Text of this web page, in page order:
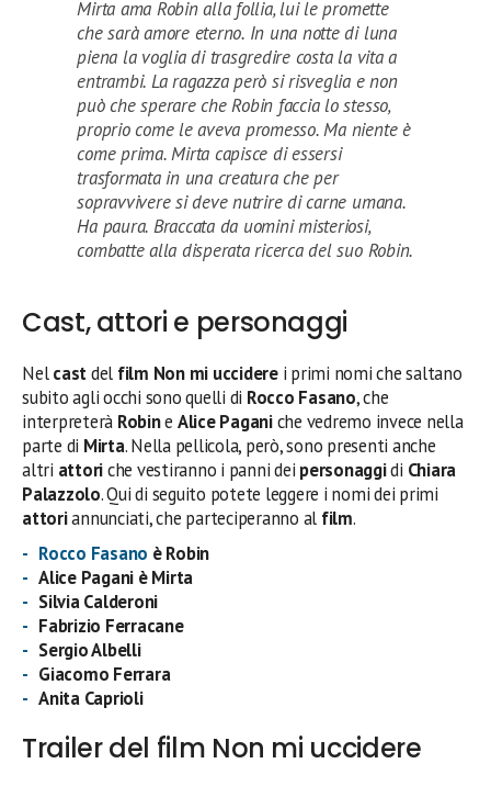
Mirta ama Robin alla follia, lui le promette
che sarà amore eterno. In una notte di luna
piena la voglia di trasgredire costa la vita a
entrambi. La ragazza però si risveglia e non
può che sperare che Robin faccia lo stesso,
proprio come le aveva promesso. Ma niente è
come prima. Mirta capisce di essersi
trasformata in una creatura che per
sopravvivere si deve nutrire di carne umana.
Ha paura. Braccata da uomini misteriosi,
combatte alla disperata ricerca del suo Robin.
Cast, attori e personaggi
Nelcastdel film Non mi ucciderei primi nomi che saltano
subito agli occhi sono quelli di Rocco Fasano, che
interpreterà Robine Alice Paganiche vedremo invece nella
parte di Mirta. Nella pellicola, però, sono presenti anche
altri attoriche vestiranno i panni dei personaggidi Chiara
Palazzolo. Qui di seguito potete leggere i nomi dei primi
attoriannunciati, che parteciperanno al film.
Rocco Fasano è Robin
Alice Pagani è Mirta
Silvia Calderoni
Fabrizio Ferracane
Sergio Albelli
Giacomo Ferrara
Anita Caprioli
Trailer del film Non mi uccidere